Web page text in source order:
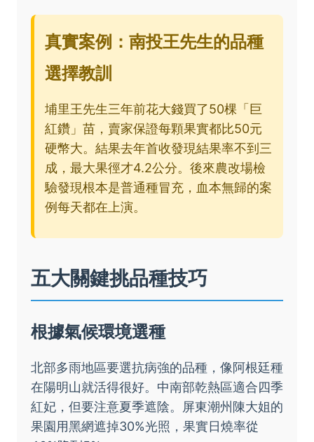
真實案例：南投王先生的品種
選擇教訓
埔里王先生三年前花大錢買了50棵「巨
紅鑽」苗，賣家保證每顆果實都比50元
硬幣大。結果去年首收發現結果率不到三
成，最大果徑才4.2公分。後來農改場檢
驗發現根本是普通種冒充，血本無歸的案
例每天都在上演。
五大關鍵挑品種技巧
根據氣候環境選種
北部多雨地區要選抗病強的品種，像阿根廷種
在陽明山就活得很好。中南部乾熱區適合四季
紅妃，但要注意夏季遮陰。屏東潮州陳大姐的
果園用黑網遮掉30%光照，果實日燒率從